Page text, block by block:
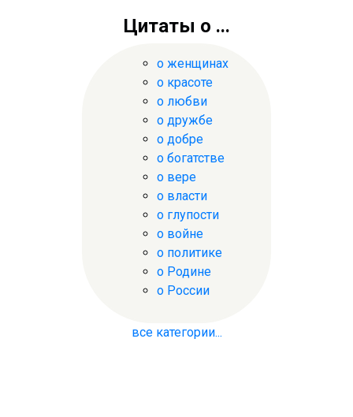
Цитаты о ...
о женщинах
о красоте
о любви
о дружбе
о добре
о богатстве
о вере
о власти
о глупости
о войне
о политике
о Родине
о России
все категории...